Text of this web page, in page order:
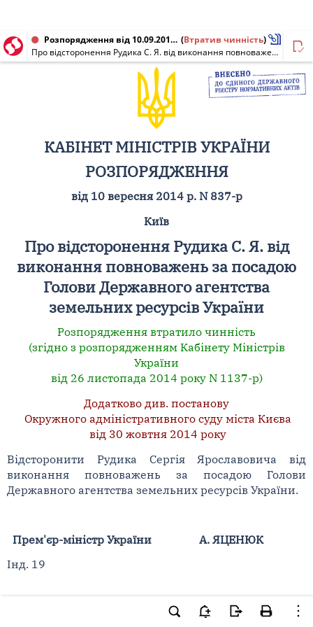
Розпорядження від 10.09.2014 № 837-р (Втратив чинність)
Про відсторонення Рудика С. Я. від виконання повноважень за посадою Голови Державного агентства земельних ресурсів України